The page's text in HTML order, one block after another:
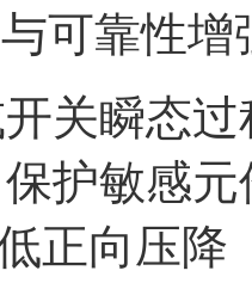
可靠性增
关瞬态
护敏感
正向压降